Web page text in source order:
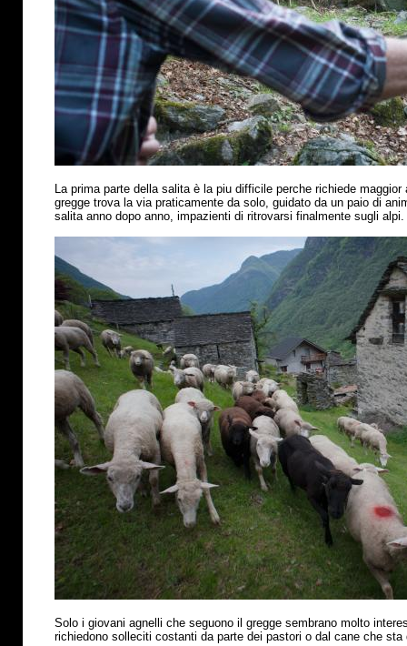
La prima parte della salita è la piu difficile perche richiede
gregge trova la via praticamente da solo, guidato da un paio di
salita anno dopo anno, impazienti di ritrovarsi finalmente sugli alpi.
Solo i giovani agnelli che seguono il gregge sembrano molto
richiedono solleciti costanti da parte dei pastori o dal cane che sta